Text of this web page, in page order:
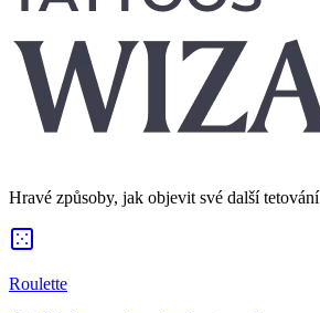
Hravé způsoby, jak objevit své další tetování
Roulette